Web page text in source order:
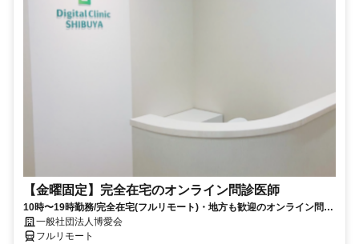
【金曜固定】完全在宅のオンライン問診医師
10時〜19時勤務/完全在宅(フルリモート)・地方も歓迎のオンライン問診
業務一般社団法人博愛会
フルリモート